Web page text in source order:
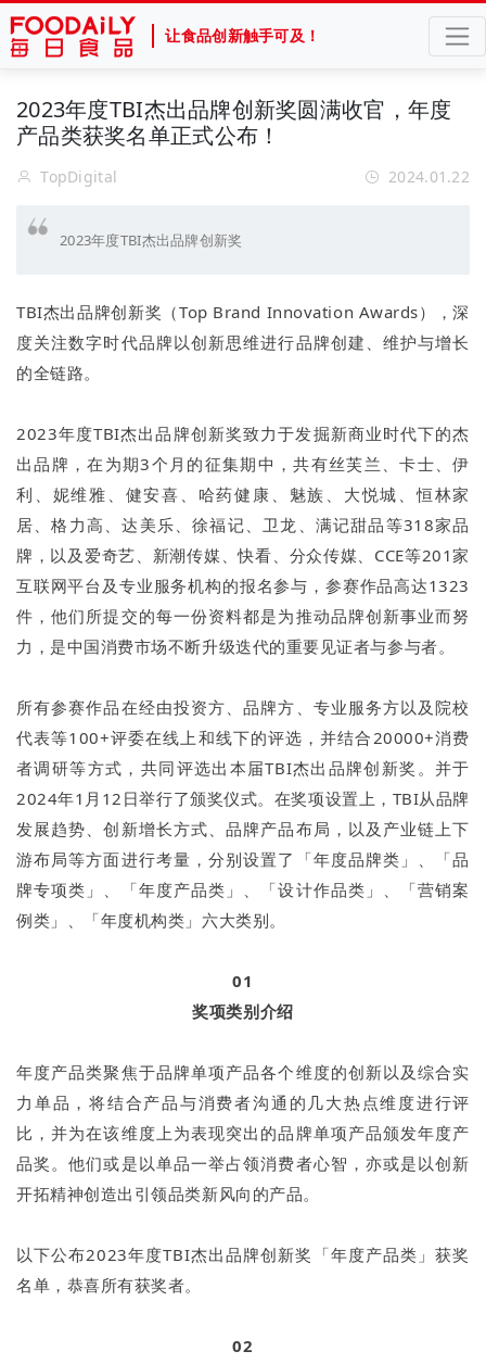
让食品创新触手可及！
2023年度TBI杰出品牌创新奖圆满收官，年度
产品类获奖名单正式公布！
TopDigital 2024.01.22
2023年度TBI杰出品牌创新奖
TBI杰出品牌创新奖（Top Brand Innovation Awards），深
度关注数字时代品牌以创新思维进行品牌创建、维护与增长
的全链路。
2023年度TBI杰出品牌创新奖致力于发掘新商业时代下的杰
出品牌，在为期3个月的征集期中，共有丝芙兰、卡士、伊
利、妮维雅、健安喜、哈药健康、魅族、大悦城、恒林家
居、格力高、达美乐、徐福记、卫龙、满记甜品等318家品
牌，以及爱奇艺、新潮传媒、快看、分众传媒、CCE等201家
互联网平台及专业服务机构的报名参与，参赛作品高达1323
件，他们所提交的每一份资料都是为推动品牌创新事业而努
力，是中国消费市场不断升级迭代的重要见证者与参与者。
所有参赛作品在经由投资方、品牌方、专业服务方以及院校
代表等100+评委在线上和线下的评选，并结合20000+消费
者调研等方式，共同评选出本届TBI杰出品牌创新奖。并于
2024年1月12日举行了颁奖仪式。在奖项设置上，TBI从品牌
发展趋势、创新增长方式、品牌产品布局，以及产业链上下
游布局等方面进行考量，分别设置了「年度品牌类」、「品
牌专项类」、「年度产品类」、「设计作品类」、「营销案
例类」、「年度机构类」六大类别。
01
奖项类别介绍
年度产品类聚焦于品牌单项产品各个维度的创新以及综合实
力单品，将结合产品与消费者沟通的几大热点维度进行评
比，并为在该维度上为表现突出的品牌单项产品颁发年度产
品奖。他们或是以单品一举占领消费者心智，亦或是以创新
开拓精神创造出引领品类新风向的产品。
以下公布2023年度TBI杰出品牌创新奖「年度产品类」获奖
名单，恭喜所有获奖者。
02